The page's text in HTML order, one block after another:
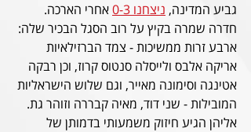
גביע המדינה, ניצחנו 0-3
אחרי הארכה.
חדרה שמרה בקיץ על רוב הסגל הבכיר שלה:
ארבע זרות ממשיכות - צמד הברזילאיות
אריקה אלבס ולייסלה סנטוס קרוז, וכן רבקה
אטינגה וסימונה מאייר, וגם שלוש הישראליות
המובילות - שני דוד, מאיה קבררה וזוהר גת.
אליהן הגיע חיזוק משמעותי בדמותן של